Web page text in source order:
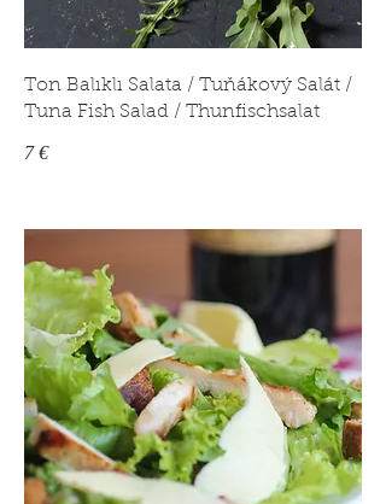
Ton Balıklı Salata / Tuňákový Salát /
Tuna Fish Salad / Thunfischsalat
7 €